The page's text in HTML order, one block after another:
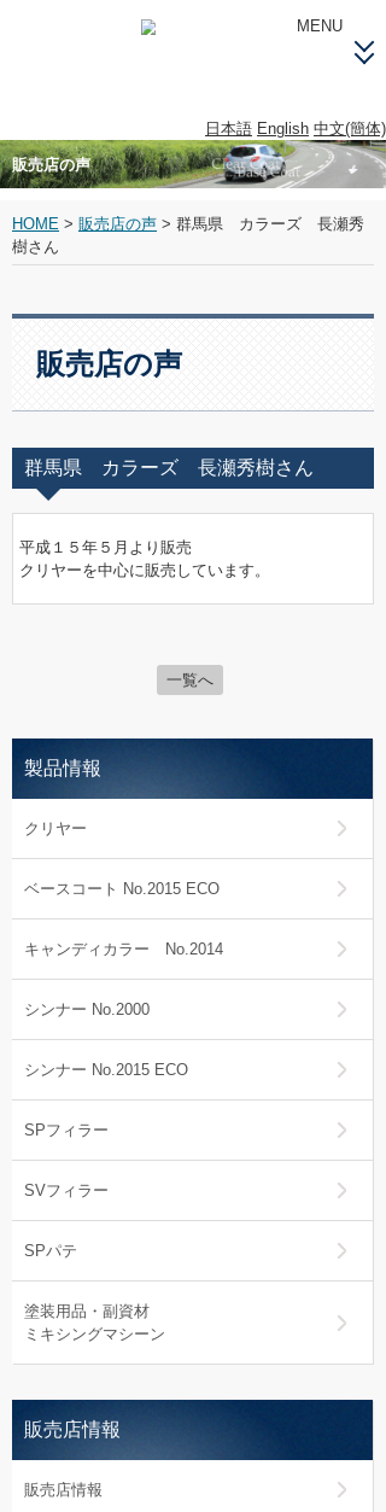
MENU
塗料の耐久性について塗料の耐久性に
ついて
トラブルシューティングトラブル
シューティング
安全衛生上の注意事項安全衛生上の
販売店情報販売店情報
日本語 English 中文(簡体)
販売店の声
HOME > 販売店の声 > 群馬県 カラーズ 長瀬秀
樹さん
販売店の声
群馬県 カラーズ 長瀬秀樹さん
平成１５年５月より販売
クリヤーを中心に販売しています。
一覧へ
製品情報
クリヤー
ベースコート No.2015 ECO
キャンディカラー No.2014
シンナー No.2000
シンナー No.2015 ECO
SPフィラー
SVフィラー
SPパテ
塗装用品・副資材
ミキシングマシーン
販売店情報
販売店情報